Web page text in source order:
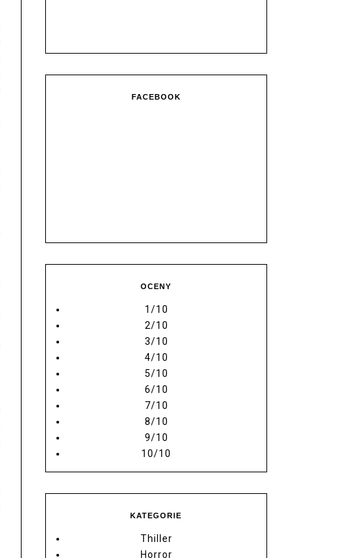
FACEBOOK
OCENY
1/10
2/10
3/10
4/10
5/10
6/10
7/10
8/10
9/10
10/10
KATEGORIE
Thiller
Horror